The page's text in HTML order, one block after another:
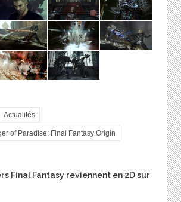
Actualités
of Paradise: Final Fantasy Origin
Final Fantasy reviennent en 2D sur